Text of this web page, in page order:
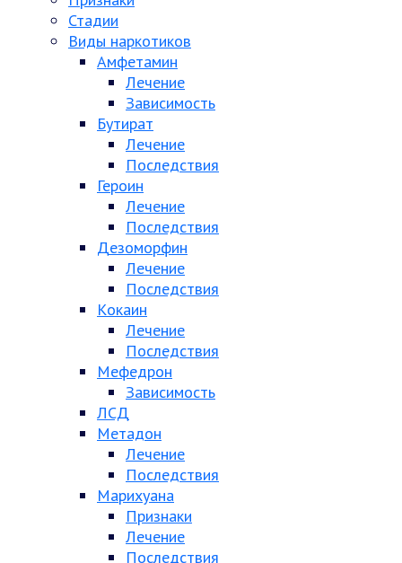
Стадии
Виды наркотиков
Амфетамин
Лечение
Зависимость
Бутират
Лечение
Последствия
Героин
Лечение
Последствия
Дезоморфин
Лечение
Последствия
Кокаин
Лечение
Последствия
Мефедрон
Зависимость
ЛСД
Метадон
Лечение
Последствия
Марихуана
Признаки
Лечение
Последствия